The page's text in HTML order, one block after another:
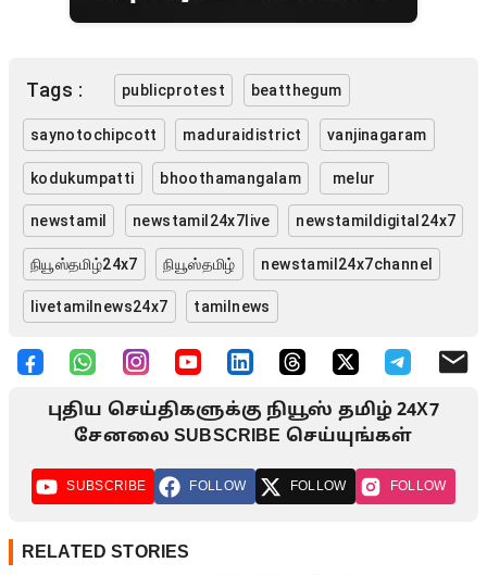
Tags : publicprotest beatthegum
saynotochipcott maduraidistrict vanjinagaram
kodukumpatti bhoothamangalam melur
newstamil newstamil24x7live newstamildigital24x7
நியூஸ்தமிழ்24x7 நியூஸ்தமிழ் newstamil24x7channel
livetamilnews24x7 tamilnews
புதிய செய்திகளுக்கு நியூஸ் தமிழ் 24X7
சேனலை SUBSCRIBE செய்யுங்கள்
SUBSCRIBE FOLLOW FOLLOW FOLLOW
RELATED STORIES